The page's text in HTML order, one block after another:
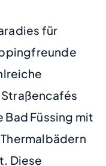
für
Füssing mit
Diese